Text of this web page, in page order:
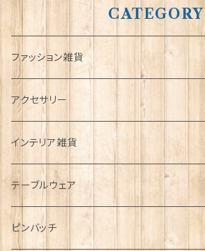
CATEGORY
ファッション雑貨
タータンネクタイ
帽子
キャップ
ハンチング帽
Tシャツ
マフラー
アクセサリー
ORTAK
ブローチ
ペンダント
インテリア雑貨
インテリア置物
ラブスプーン
テーブルウェア
ティータオル
ピンバッチ